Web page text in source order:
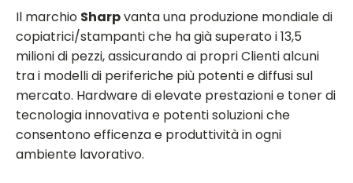
Il marchio Sharpvanta una produzione mondiale di
copiatrici/stampanti che ha già superato i 13,5
milioni di pezzi, assicurando ai propri Clienti alcuni
tra i modelli di periferiche più potenti e diffusi sul
mercato. Hardware di elevate prestazioni e toner di
tecnologia innovativa e potenti soluzioni che
consentono efficenza e produttività in ogni
ambiente lavorativo.